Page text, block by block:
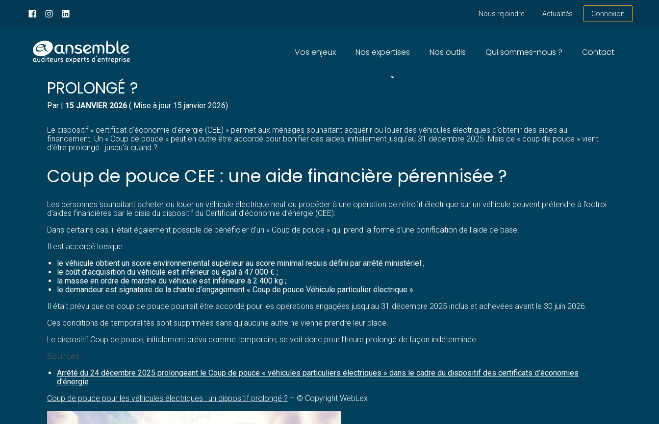
header
Nous rejoindre Actualités Connexion
Aller
au
Principal
Vos enjeux Nos expertises Nos outils Qui sommes-nous ? Contact
COUP DE POUCE POUR LES VÉHICULES ÉLECTRIQUES : UN DISPOSITIF
PROLONGÉ ?
Par | 15 JANVIER 2026( Mise à jour 15 janvier 2026)
Le dispositif « certificat d’économie d’énergie (CEE) » permet aux ménages souhaitant acquérir ou louer des véhicules électriques d’obtenir des aides au
financement. Un « Coup de pouce » peut en outre être accordé pour bonifier ces aides, initialement jusqu’au 31 décembre 2025. Mais ce « coup de pouce » vient
d’être prolongé : jusqu’à quand ?
Coup de pouce CEE : une aide financière pérennisée ?
Les personnes souhaitant acheter ou louer un véhicule électrique neuf ou procéder à une opération de rétrofit électrique sur un véhicule peuvent prétendre à l’octroi
d’aides financières par le biais du dispositif du Certificat d’économie d’énergie (CEE).
Dans certains cas, il était également possible de bénéficier d’un « Coup de pouce » qui prend la forme d’une bonification de l’aide de base.
Il est accordé lorsque :
le véhicule obtient un score environnemental supérieur au score minimal requis défini par arrêté ministériel ;
le coût d’acquisition du véhicule est inférieur ou égal à 47 000 € ;
la masse en ordre de marche du véhicule est inférieure à 2 400 kg ;
le demandeur est signataire de la charte d’engagement « Coup de pouce Véhicule particulier électrique ».
Il était prévu que ce coup de pouce pourrait être accordé pour les opérations engagées jusqu’au 31 décembre 2025 inclus et achevées avant le 30 juin 2026.
Ces conditions de temporalités sont supprimées sans qu’aucune autre ne vienne prendre leur place.
Le dispositif Coup de pouce, initialement prévu comme temporaire, se voit donc pour l’heure prolongé de façon indéterminée.
Sources :
Arrêté du 24 décembre 2025 prolongeant le Coup de pouce « véhicules particuliers électriques » dans le cadre du dispositif des certificats d’économies
d’énergie
Coup de pouce pour les véhicules électriques : un dispositif prolongé ? – © Copyright WebLex